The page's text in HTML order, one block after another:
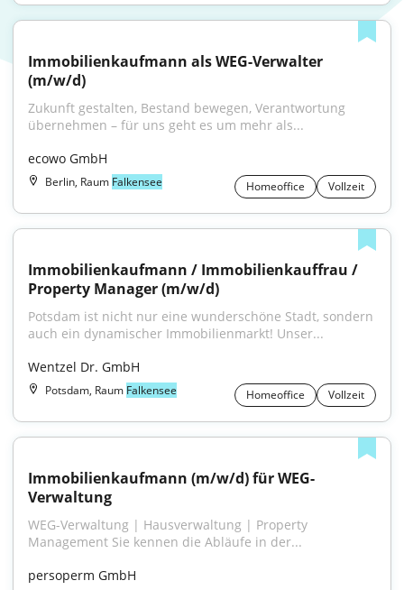
Immobilienkaufmann als WEG-Verwalter
(m/w/d)
Zukunft gestalten, Bestand bewegen, Verantwortung
übernehmen – für uns geht es um mehr als...
ecowo GmbH
Berlin, Raum Falkensee Homeoffice Vollzeit
Immobilienkaufmann / Immobilienkauffrau /
Property Manager (m/w/d)
Potsdam ist nicht nur eine wunderschöne Stadt, sondern
auch ein dynamischer Immobilienmarkt! Unser...
Wentzel Dr. GmbH
Potsdam, Raum Falkensee Homeoffice Vollzeit
Immobilienkaufmann (m/w/d) für WEG-
Verwaltung
WEG-Verwaltung | Hausverwaltung | Property
Management Sie kennen die Abläufe in der...
persoperm GmbH